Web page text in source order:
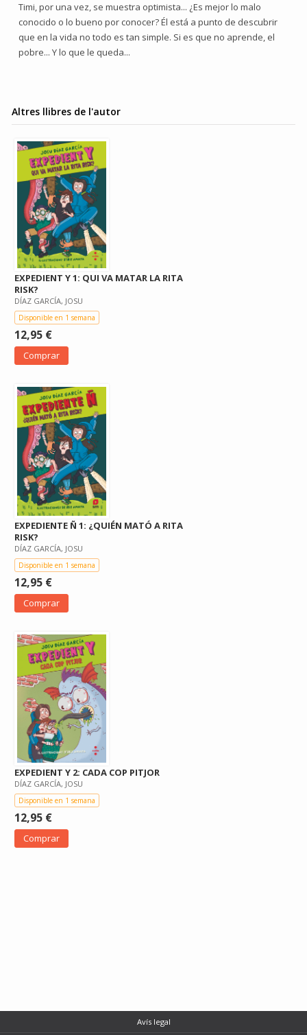
Timi, por una vez, se muestra optimista... ¿Es mejor lo malo
conocido o lo bueno por conocer? Él está a punto de descubrir
que en la vida no todo es tan simple. Si es que no aprende, el
pobre... Y lo que le queda...
Altres llibres de l'autor
EXPEDIENT Y 1: QUI VA MATAR LA RITA
RISK?
DÍAZ GARCÍA, JOSU
Disponible en 1 semana
12,95 €
Comprar
EXPEDIENTE Ñ 1: ¿QUIÉN MATÓ A RITA
RISK?
DÍAZ GARCÍA, JOSU
Disponible en 1 semana
12,95 €
Comprar
EXPEDIENT Y 2: CADA COP PITJOR
DÍAZ GARCÍA, JOSU
Disponible en 1 semana
12,95 €
Comprar
Avís legal